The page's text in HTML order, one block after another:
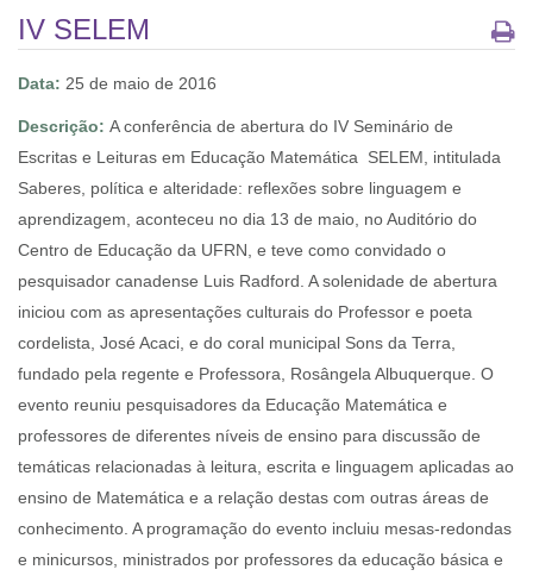
IV SELEM
Data: 25 de maio de 2016
Descrição: A conferência de abertura do IV Seminário de
Escritas e Leituras em Educação Matemática  SELEM, intitulada
Saberes, política e alteridade: reflexões sobre linguagem e
aprendizagem, aconteceu no dia 13 de maio, no Auditório do
Centro de Educação da UFRN, e teve como convidado o
pesquisador canadense Luis Radford. A solenidade de abertura
iniciou com as apresentações culturais do Professor e poeta
cordelista, José Acaci, e do coral municipal Sons da Terra,
fundado pela regente e Professora, Rosângela Albuquerque. O
evento reuniu pesquisadores da Educação Matemática e
professores de diferentes níveis de ensino para discussão de
temáticas relacionadas à leitura, escrita e linguagem aplicadas ao
ensino de Matemática e a relação destas com outras áreas de
conhecimento. A programação do evento incluiu mesas-redondas
e minicursos, ministrados por professores da educação básica e